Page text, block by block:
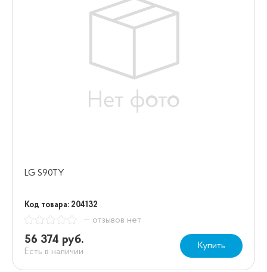
LG S90TY
Код товара: 204132
— отзывов нет
56 374 руб.
Есть в наличии
Купить